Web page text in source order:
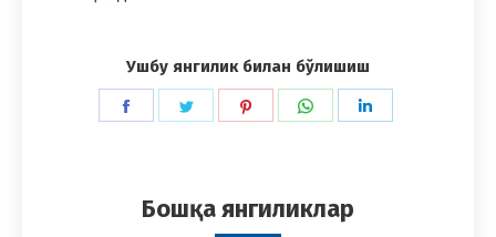
Ушбу янгилик билан бўлишиш
Share
Share
Share
Share
Бошқа янгиликлар